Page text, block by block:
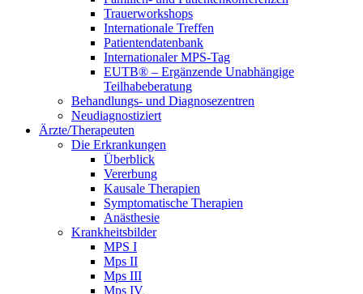
Trauerworkshops
Internationale Treffen
Patientendatenbank
Internationaler MPS-Tag
EUTB® – Ergänzende Unabhängige
Teilhabeberatung
Behandlungs- und Diagnosezentren
Neudiagnostiziert
Ärzte/Therapeuten
Die Erkrankungen
Überblick
Vererbung
Kausale Therapien
Symptomatische Therapien
Anästhesie
Krankheitsbilder
MPS I
Mps II
Mps III
Mps IV